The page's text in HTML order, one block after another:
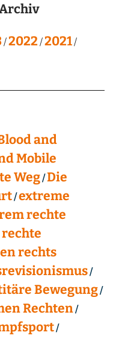
2022 2021
and
Mobile
Weg Die
extreme
rechte
rechts
Bewegung
Rechten